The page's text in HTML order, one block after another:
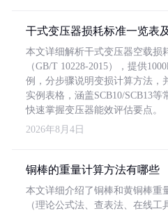
干式变压器损耗标准一览表
本文详细解析干式变压器空载损
（GB/T 10228-2015），提供
例，分步骤说明变损计算方法，
实例表格，涵盖SCB10/SCB13
快速掌握变压器能效评估要点。
2026年8月4日
铜棒的重量计算方法有哪些
本文详细介绍了铜棒和黄铜棒重
（理论公式法、查表法、在线工